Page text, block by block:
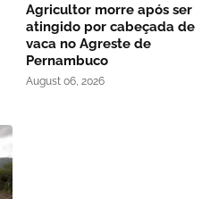
Agricultor morre após ser
atingido por cabeçada de
vaca no Agreste de
Pernambuco
August 06, 2026